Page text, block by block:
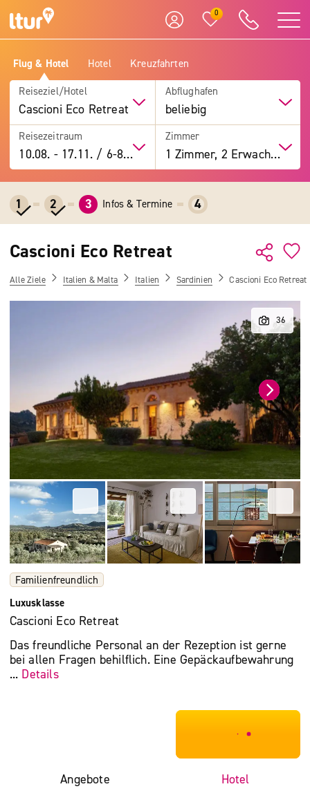
0
Flug & Hotel Hotel Kreuzfahrten
Reiseziel/Hotel
Cascioni Eco Retreat
Abflughafen
beliebig
Reisezeitraum
10.08. -17.11. / 6-8 Tage
Zimmer
1 Zimmer, 2 Erwachsene
1 2 3 Infos & Termine 4
Cascioni Eco Retreat
Alle Ziele Italien & Malta Italien Sardinien Cascioni Eco Retreat
Familienfreundlich
Luxusklasse
Cascioni Eco Retreat
Das freundliche Personal an der Rezeption ist gerne
bei allen Fragen behilflich. Eine Gepäckaufbewahrung
... Details
***************
Angebote Hotel